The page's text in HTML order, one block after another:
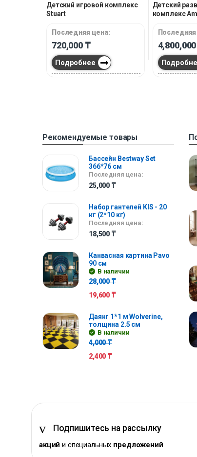
Детский игровой комплекс
Stuart
Последняя цена:
720,000 ₸
Подробнее
Детский
комплекс
4,800,000
Рекомендуемые товары
Бассейн Bestway Set
366*76 см
Последняя цена:
25,000 ₸
Набор гантелей KIS - 20
кг (2*10 кг)
Последняя цена:
18,500 ₸
Канвасная картина Pavo
90 см
В наличии
28,000₸
19,600 ₸
Даянг 1*1 м Wolverine,
толщина 2.5 см
В наличии
4,000₸
2,400 ₸
Подпишитесь на рассылку
акций и специальных предложений